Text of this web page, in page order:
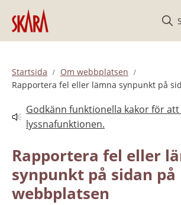
Hoppa till innehåll
Startsida
Om webbplatsen
Rapportera fel eller lämna synpunkt på
Godkänn funktionella kakor för att
lyssnafunktionen.
Länk till annan webbplats.
Rapportera fel eller
synpunkt på sidan på
webbplatsen